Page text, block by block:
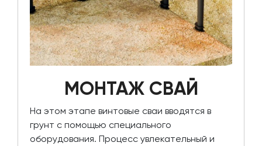
МОНТАЖ СВАЙ
На этом этапе винтовые сваи вводятся в
грунт с помощью специального
оборудования. Процесс увлекательный и